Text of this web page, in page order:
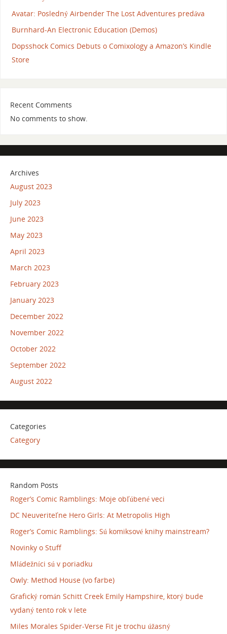
Avatar: Posledný Airbender The Lost Adventures predáva
Burnhard-An Electronic Education (Demos)
Dopsshock Comics Debuts o Comixology a Amazon’s Kindle
Store
Recent Comments
No comments to show.
Archives
August 2023
July 2023
June 2023
May 2023
April 2023
March 2023
February 2023
January 2023
December 2022
November 2022
October 2022
September 2022
August 2022
Categories
Category
Random Posts
Roger’s Comic Ramblings: Moje obľúbené veci
DC Neuveriteľne Hero Girls: At Metropolis High
Roger’s Comic Ramblings: Sú komiksové knihy mainstream?
Novinky o Stuff
Mládežníci sú v poriadku
Owly: Method House (vo farbe)
Grafický román Schitt Creek Emily Hampshire, ktorý bude
vydaný tento rok v lete
Miles Morales Spider-Verse Fit je trochu úžasný